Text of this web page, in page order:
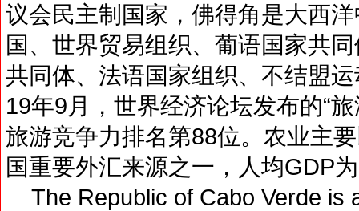
议会民主制国家，佛得角是大西
国、世界贸易组织、葡语国家共
共同体、法语国家组织、不结盟
19年9月，世界经济论坛发布的“
旅游竞争力排名第88位。农业主
国重要外汇来源之一，人均GDP
The Republic of Cabo Verde is